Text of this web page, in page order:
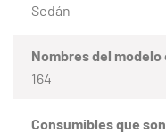
Sedán
Nombres del
164
Consumibles que